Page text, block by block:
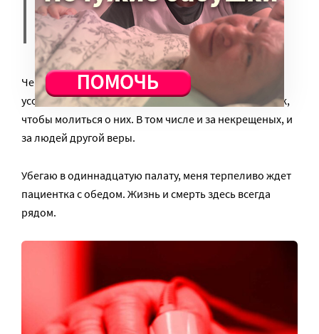
очки имя. Абубакир, 71 год.
Стараюсь запомнить.
Через добровольческий чат мы собираем имена
усопших и живых пациентов в специальный синодик,
чтобы молиться о них. В том числе и за некрещеных, и
за людей другой веры.
Убегаю в одиннадцатую палату, меня терпеливо ждет
пациентка с обедом. Жизнь и смерть здесь всегда
рядом.